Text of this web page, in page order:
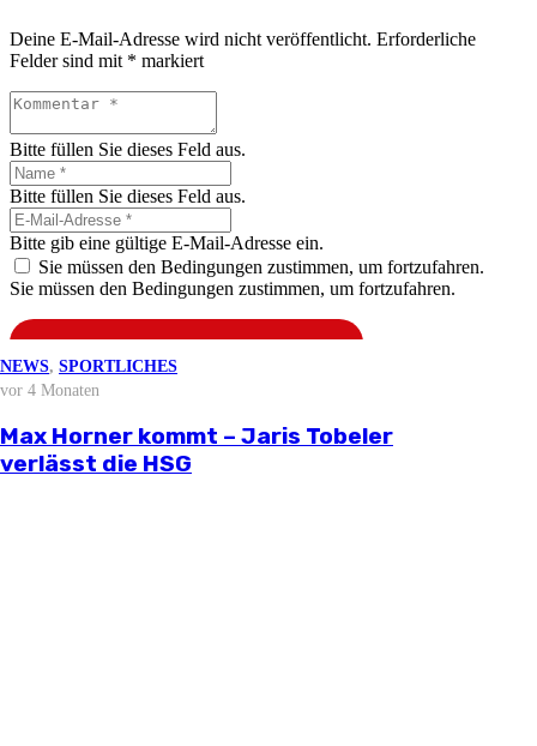
NEWS
vor 3 Wochen
Stellungnahme zur aktuellen
wirtschaftlichen Situation
NEWS
Saisonvorbereitung 2026/27
NEWS
vor 2 Monaten
Björn Zintel geht – Emiel Hoogland
kommt
NEWS
vor 3 Monaten
Mathis Berger übernimmt Social Media
und Öffentlichkeitsarbeit
NEWS, SPORTLICHES
vor 4 Monaten
Max Horner kommt – Jaris Tobeler
verlässt die HSG
Deine E-Mail-Adresse wird nicht veröffentlicht. Erforderliche
Felder sind mit * markiert
Bitte füllen Sie dieses Feld aus.
Bitte füllen Sie dieses Feld aus.
Bitte gib eine gültige E-Mail-Adresse ein.
Sie müssen den Bedingungen zustimmen, um fortzufahren.
Sie müssen den Bedingungen zustimmen, um fortzufahren.
Kommentar abschicken